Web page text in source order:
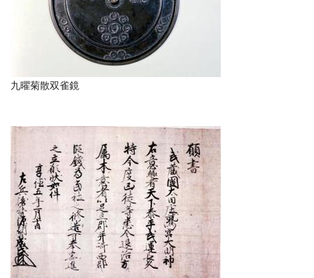
九曜菊散双雀鏡